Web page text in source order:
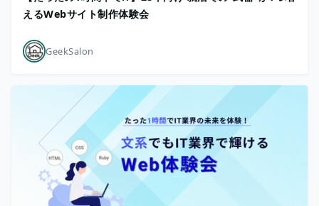
えるWebサイト制作体験会
GeekSalon